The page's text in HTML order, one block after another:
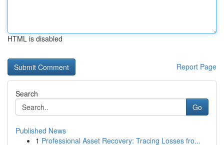
HTML is disabled
Report Page
Search
Go
Published News
1 Professional Asset Recovery: Tracing Losses fro...